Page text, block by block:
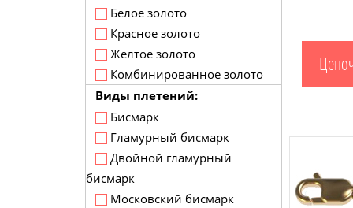
Белое золото
Красное золото
Желтое золото
Комбинированное золото
Виды плетений:
Бисмарк
Гламурный бисмарк
Двойной гламурный
бисмарк
Московский бисмарк